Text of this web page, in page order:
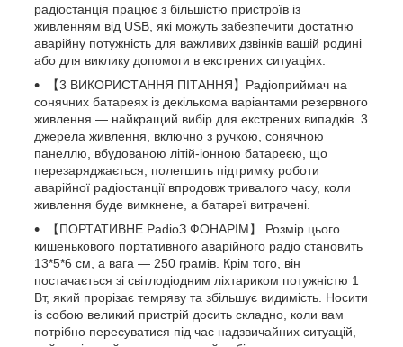
радіостанція працює з більшістю пристроїв із
живленням від USB, які можуть забезпечити достатню
аварійну потужність для важливих дзвінків вашій родині
або для виклику допомоги в екстрених ситуаціях.
【3 ВИКОРИСТАННЯ ПІТАННЯ】Радіоприймач на
сонячних батареях із декількома варіантами резервного
живлення — найкращий вибір для екстрених випадків. 3
джерела живлення, включно з ручкою, сонячною
панеллю, вбудованою літій-іонною батареєю, що
перезаряджається, полегшить підтримку роботи
аварійної радіостанції впродовж тривалого часу, коли
живлення буде вимкнене, а батареї витрачені.
【ПОРТАТИВНЕ РadioЗ ФОНАРІМ】 Розмір цього
кишенькового портативного аварійного радіо становить
13*5*6 см, а вага — 250 грамів. Крім того, він
постачається зі світлодіодним ліхтариком потужністю 1
Вт, який прорізає темряву та збільшує видимість. Носити
із собою великий пристрій досить складно, коли вам
потрібно пересуватися під час надзвичайних ситуацій,